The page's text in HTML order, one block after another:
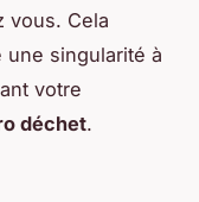
vous. Cela
singularité à
votre
déchet.